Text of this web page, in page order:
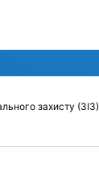
захисту (ЗІЗ)